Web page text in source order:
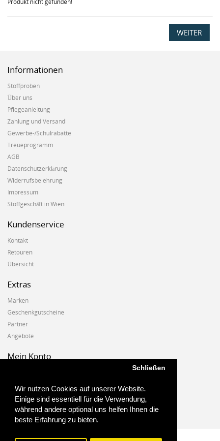
Wir nutzen Cookies auf unserer Website.
Einige sind essentiell für die Verwendung,
während andere optional uns helfen Ihnen die
beste Erfahrung zu bieten.
Schließen
Produkt nicht gefunden!
WEITER
Informationen
Stoffproben
Über uns
Pflegeanleitung
Zahlung und Versand
Gewerbe-/Schulrabatte
Treueprogramm
AGB
Datenschutzerklärung
Widerrufsbelehrung
Impressum
Stoffgeschäft in Wien
Kundenservice
Kontakt
Retouren
Übersicht
Extras
Marken
Geschenkgutscheine
Partner
Angebote
Mein Konto
Auftragshistorie
Wunschzettel
Newsletter